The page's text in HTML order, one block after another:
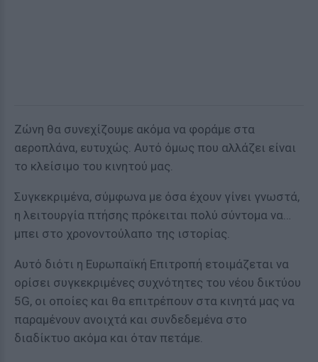
Ζώνη θα συνεχίζουμε ακόμα να φοράμε στα
αεροπλάνα, ευτυχώς. Αυτό όμως που αλλάζει είναι
το κλείσιμο του κινητού μας.
Συγκεκριμένα, σύμφωνα με όσα έχουν γίνει γνωστά,
η λειτουργία πτήσης πρόκειται πολύ σύντομα να…
μπει στο χρονοντούλαπο της ιστορίας.
Αυτό διότι η Ευρωπαϊκή Επιτροπή ετοιμάζεται να
ορίσει συγκεκριμένες συχνότητες του νέου δικτύου
5G, οι οποίες και θα επιτρέπουν στα κινητά μας να
παραμένουν ανοιχτά και συνδεδεμένα στο
διαδίκτυο ακόμα και όταν πετάμε.